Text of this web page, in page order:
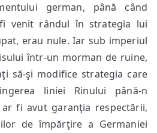
german, până când
venit rândul în strategia lui
erau nule. Iar sub imperiul
într-un morman de ruine,
să-şi modifice strategia care
liniei Rinului până-n
fi avut garanţia respectării,
de împărţire a Germaniei